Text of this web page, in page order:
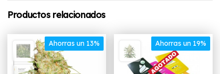
Productos relacionados
Ahorras un 13% Ahorras un 19%